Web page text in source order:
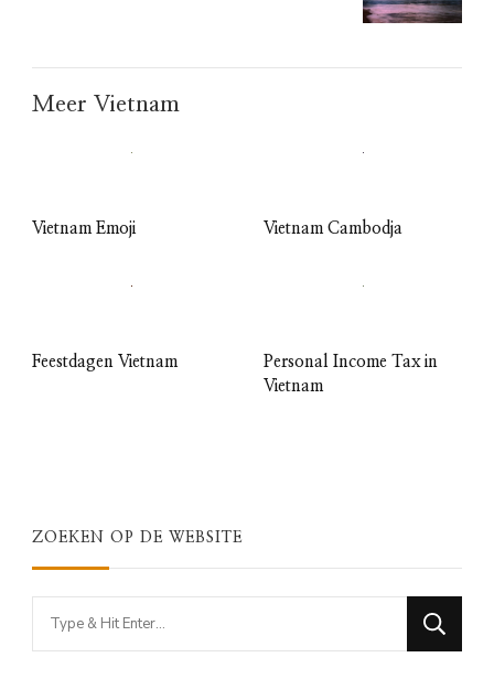
Meer Vietnam
Vietnam Emoji Vietnam Cambodja
Feestdagen Vietnam
Personal Income Tax in
Vietnam
ZOEKEN OP DE WEBSITE
Looking